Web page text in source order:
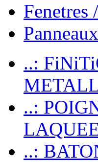
Fenetres
..:
..:
..: